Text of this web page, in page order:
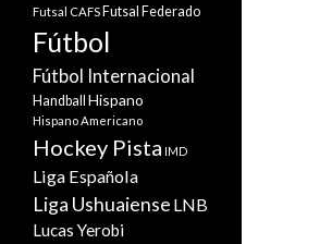
Futsal CAFS Futsal Federado
Fútbol
Fútbol Internacional
Handball Hispano
Hispano Americano
Hockey Pista IMD
Liga Española
Liga Ushuaiense LNB
Lucas Yerobi